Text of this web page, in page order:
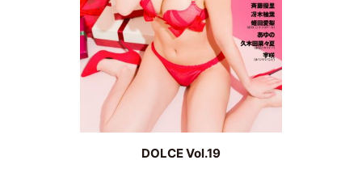
DOLCE Vol.19